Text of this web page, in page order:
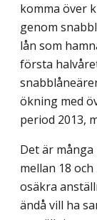
komma över
genom
lån som
första
ökning med
period 2013,
Det är
mellan 18
osäkra
ändå vill ha